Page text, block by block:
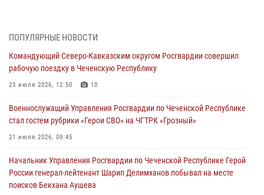
Командующий Северо-Кавказским округом Росгвардии совершил
23 июля 2026, 12:50
Военнослужащий Управления Росгвардии по Чеченской Республике
21 июля 2026, 09:45
В ДНР росгвардейцы уничтожили около 80 вражеских
19 июля 2026, 13:50
В Грозном Росгвардия обеспечила безопасность конно-спортивных
ПОПУЛЯРНЫЕ НОВОСТИ
Командующий Северо-Кавказским округом Росгвардии совершил
рабочую поездку в Чеченскую Республику
23 июля 2026, 12:50 10
Военнослужащий Управления Росгвардии по Чеченской Республике
стал гостем рубрики «Герои СВО» на ЧГТРК «Грозный»
21 июля 2026, 09:45
Начальник Управления Росгвардии по Чеченской Республике Герой
России генерал-лейтенант Шарип Делимханов побывал на месте
поисков Бекхана Аушева